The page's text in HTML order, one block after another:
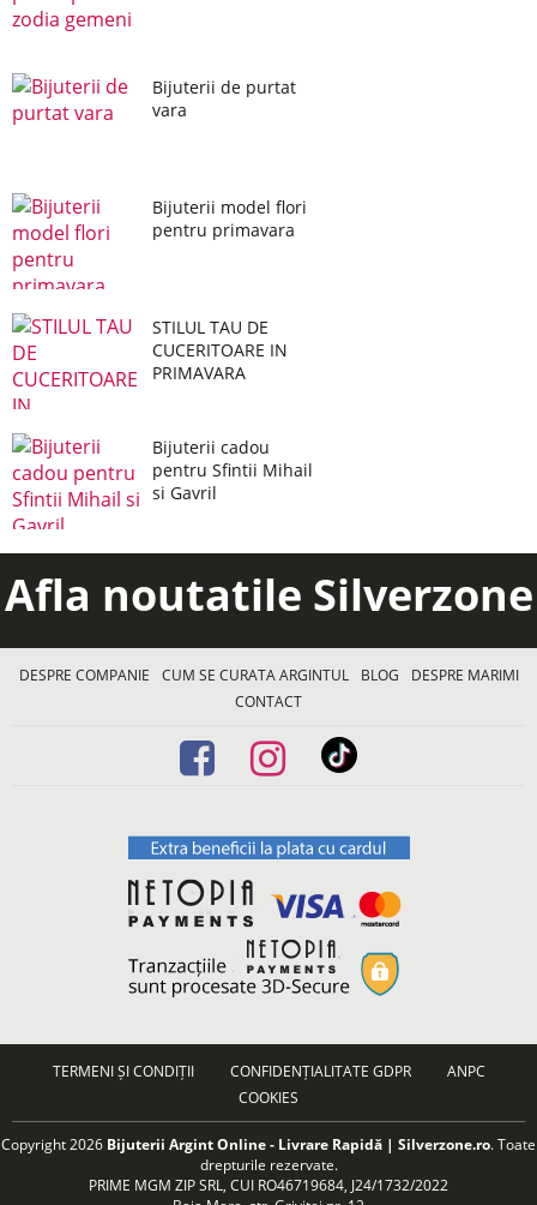
Bijuterii de purtat
vara
Bijuterii model flori
pentru primavara
STILUL TAU DE
CUCERITOARE IN
PRIMAVARA
Bijuterii cadou
pentru Sfintii Mihail
si Gavril
Afla noutatile Silverzone
DESPRE COMPANIE CUM SE CURATA ARGINTUL BLOG
DESPRE MARIMI
CONTACT
TERMENI ȘI CONDIȚII CONFIDENȚIALITATE GDPR
ANPC
COOKIES
Copyright 2026 Bijuterii Argint Online - Livrare Rapidă | Silverzone.ro. Toate
drepturile rezervate.
PRIME MGM ZIP SRL, CUI RO46719684, J24/1732/2022